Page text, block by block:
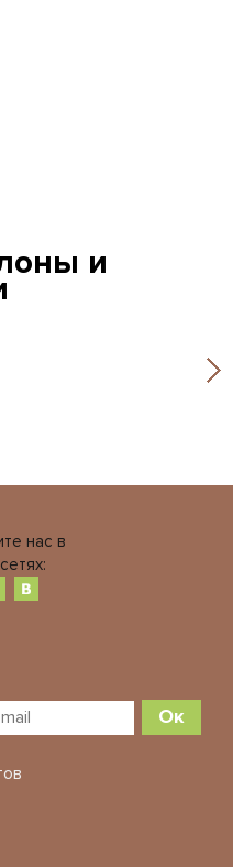
и
нас в
Ок